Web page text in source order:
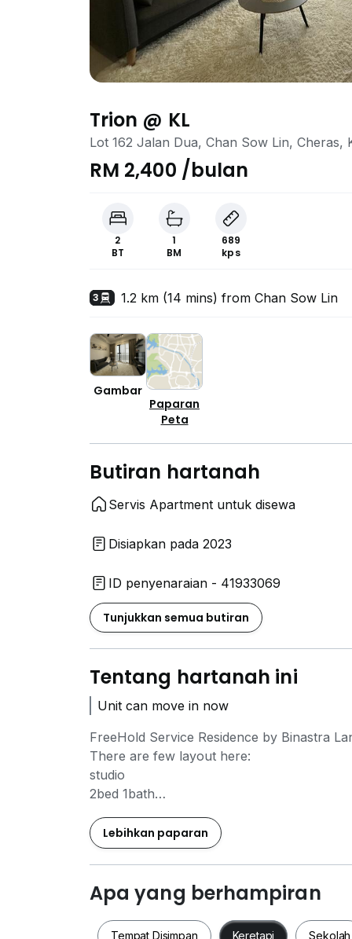
Trion @ KL
Lot 162 Jalan Dua, Chan Sow Lin, Cheras,
RM 2,400 /bulan
2
BT
1
BM
689
kps
3 1.2 km (14 mins) from Chan Sow Lin
Gambar
Paparan
Peta
Butiran hartanah
Servis Apartment untuk disewa
Disiapkan pada 2023
ID penyenaraian - 41933069
Tunjukkan semua butiran
Tentang hartanah ini
Unit can move in now
FreeHold Service Residence by Binastra
There are few layout here:
studio
2bed 1bath
3bed 3bath
FREE VAN to MRT Chan Sow Lin every
1km to Chan Sow Lin MRT & LRT
2km to Sunway Velocity Mall, MyTown &
Lebihkan paparan
Apa yang berhampiran
Tempat Disimpan Keretapi Sekolah